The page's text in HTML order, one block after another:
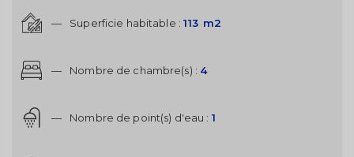
— Superficie habitable :113 m2
— Nombre de chambre(s) : 4
— Nombre de point(s) d'eau : 1